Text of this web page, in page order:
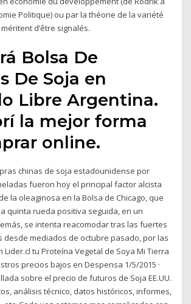
Politique) ou par la théorie de la variété
d’être signalés.
Bolsa De
De Soja en
Libre Argentina.
la mejor forma
online.
chinas de soja estadounidense por
fueron hoy el principal factor alcista
la oleaginosa en la Bolsa de Chicago, que
quinta rueda positiva seguida, en un
se intenta reacomodar tras las fuertes
desde mediados de octubre pasado, por las
Lider.cl tu Proteína Vegetal de Soya Mi Tierra
precios bajos en Despensa 1/5/2015 ·
sobre el precio de futuros de Soja EE.UU.
análisis técnico, datos históricos, informes,